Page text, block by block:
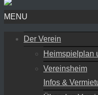
MENU
Der Verein
Heimspielplan
Vereinsheim
Infos &